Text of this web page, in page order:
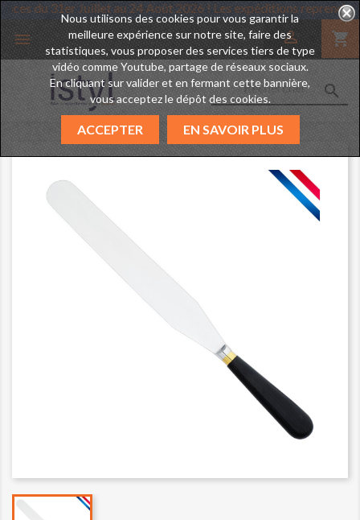
vacances du 31er Juillet au 24 Août 2026 ! Les expéditions
 shopping_cart


Nous utilisons des cookies pour vous garantir la
meilleure expérience sur notre site, faire des
statistiques, vous proposer des services tiers de type
vidéo comme Youtube, partage de réseaux sociaux.
En cliquant sur valider et en fermant cette bannière,
vous acceptez le dépôt des cookies.
ACCEPTER EN SAVOIR PLUS